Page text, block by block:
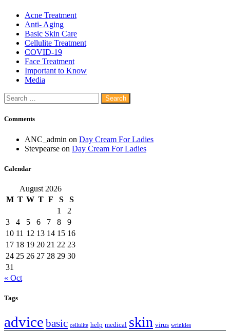
Acne Treatment
Anti- Aging
Basic Skin Care
Cellulite Treatment
COVID-19
Face Treatment
Important to Know
Media
Search
for:
Comments
ANC_admin on Day Cream For Ladies
Stevpearse on Day Cream For Ladies
Calendar
August 2026
M T W T F S
S
1
2
3
4 5 6 7 8
9
10 11 12 13 14 15 16
17 18 19 20 21 22 23
24 25 26 27 28 29 30
31
« Oct
Tags
advice basic cellulite help medical skin virus wrinkles